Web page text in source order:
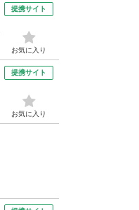
提携サイト
お気に入り
提携サイト
お気に入り